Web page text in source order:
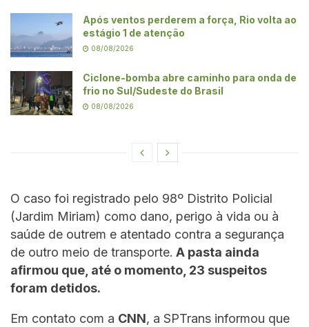
Após ventos perderem a força, Rio volta ao
estágio 1 de atenção
08/08/2026
Ciclone-bomba abre caminho para onda de
frio no Sul/Sudeste do Brasil
08/08/2026
O caso foi registrado pelo 98º Distrito Policial
(Jardim Miriam) como dano, perigo à vida ou à
saúde de outrem e atentado contra a segurança
de outro meio de transporte. A pasta ainda
afirmou que, até o momento, 23 suspeitos
foram detidos.
Em contato com a CNN, a SPTrans informou que